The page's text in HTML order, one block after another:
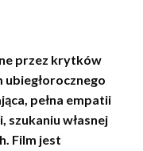
przez krytków
pełna empatii
szukaniu własnej
Film jest